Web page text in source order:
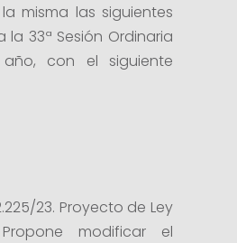
misma las siguientes
la 33ª Sesión Ordinaria
con el siguiente
23. Proyecto de Ley
modificar el